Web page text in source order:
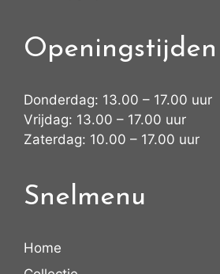
Openingstijden
Donderdag: 13.00 – 17.00 uur
Vrijdag: 13.00 – 17.00 uur
Zaterdag: 10.00 – 17.00 uur
Snelmenu
Home